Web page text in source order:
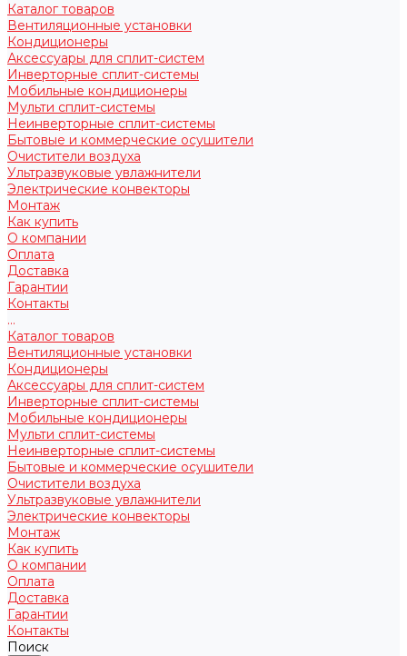
Каталог товаров
Вентиляционные установки
Кондиционеры
Аксессуары для сплит-систем
Инверторные сплит-системы
Мобильные кондиционеры
Мульти сплит-системы
Неинверторные сплит-системы
Бытовые и коммерческие осушители
Очистители воздуха
Ультразвуковые увлажнители
Электрические конвекторы
Монтаж
Как купить
О компании
Оплата
Доставка
Гарантии
Контакты
...
Каталог товаров
Вентиляционные установки
Кондиционеры
Аксессуары для сплит-систем
Инверторные сплит-системы
Мобильные кондиционеры
Мульти сплит-системы
Неинверторные сплит-системы
Бытовые и коммерческие осушители
Очистители воздуха
Ультразвуковые увлажнители
Электрические конвекторы
Монтаж
Как купить
О компании
Оплата
Доставка
Гарантии
Контакты
Поиск